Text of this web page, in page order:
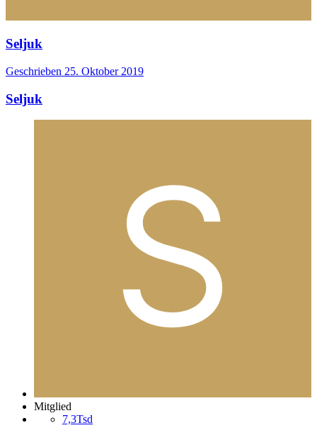
Seljuk
Geschrieben 25. Oktober 2019
Seljuk
Mitglied
7,3Tsd